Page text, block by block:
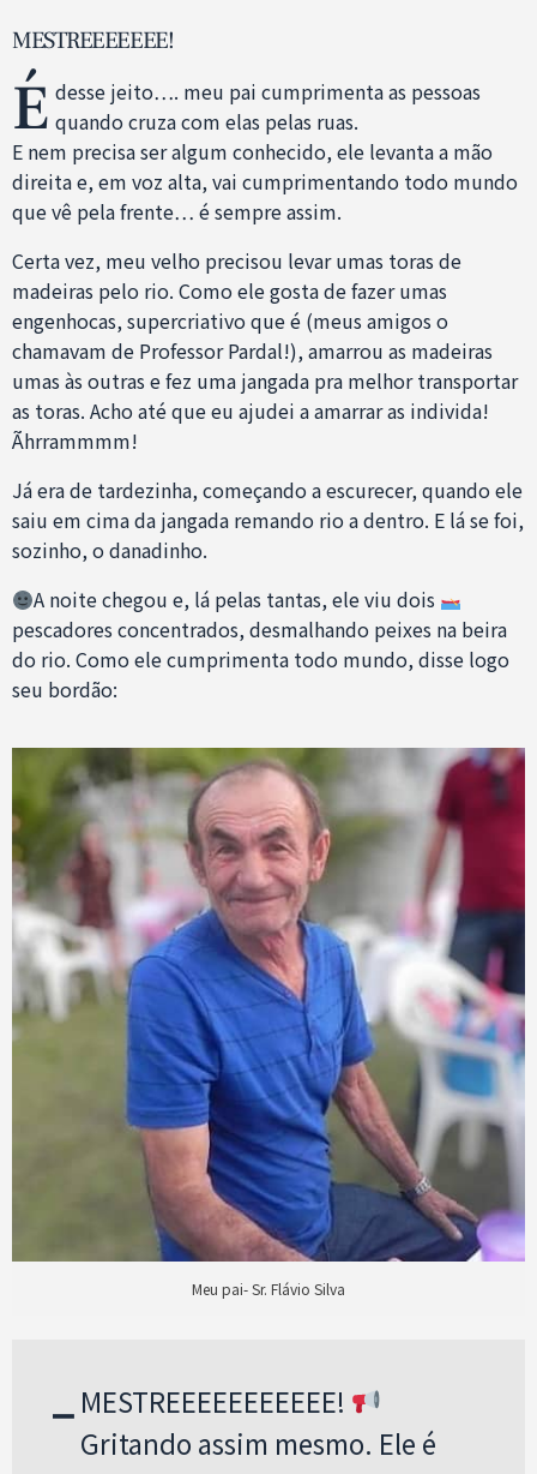
MESTREEEEEEE!
É desse jeito…. meu pai cumprimenta as pessoas
quando cruza com elas pelas ruas.
E nem precisa ser algum conhecido, ele levanta a mão
direita e, em voz alta, vai cumprimentando todo mundo
que vê pela frente… é sempre assim.
Certa vez, meu velho precisou levar umas toras de
madeiras pelo rio. Como ele gosta de fazer umas
engenhocas, supercriativo que é (meus amigos o
chamavam de Professor Pardal!), amarrou as madeiras
umas às outras e fez uma jangada pra melhor transportar
as toras. Acho até que eu ajudei a amarrar as individa!
Ãhrrammmm!
Já era de tardezinha, começando a escurecer, quando ele
saiu em cima da jangada remando rio a dentro. E lá se foi,
sozinho, o danadinho.
A noite chegou e, lá pelas tantas, ele viu dois
pescadores concentrados, desmalhando peixes na beira
do rio. Como ele cumprimenta todo mundo, disse logo
seu bordão:
Meu pai- Sr. Flávio Silva
– MESTREEEEEEEEEEE!
Gritando assim mesmo. Ele é